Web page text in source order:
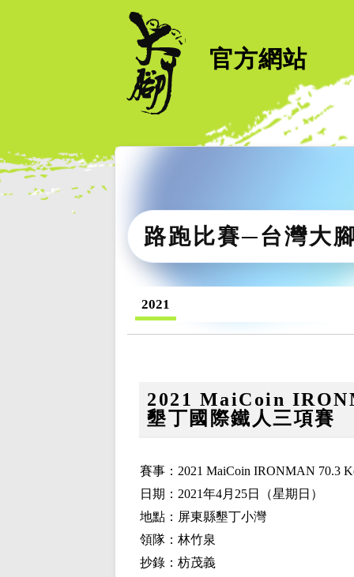
官方網站
路跑比賽─台灣大
2021
2021 MaiCoin
墾丁國際鐵人三項賽
賽事：2021 MaiCoin IRONMAN 70.3
日期：2021年4月25日（星期日）
地點：屏東縣墾丁小灣
領隊：林竹泉
抄錄：枋茂義